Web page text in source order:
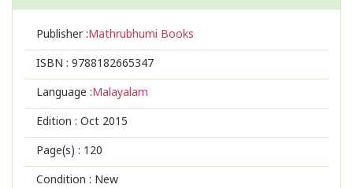
Publisher :Mathrubhumi Books
ISBN : 9788182665347
Language :Malayalam
Edition : Oct 2015
Page(s) : 120
Condition : New